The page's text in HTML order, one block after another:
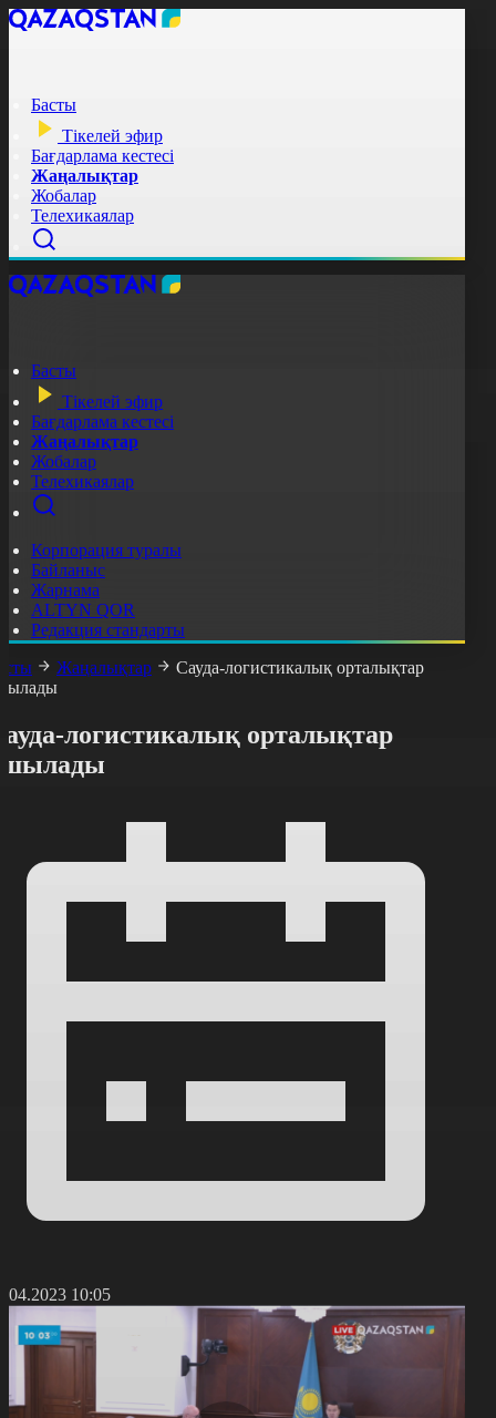
Басты
Тікелей эфир
Бағдарлама кестесі
Жаңалықтар
Жобалар
Телехикаялар
Басты
Тікелей эфир
Бағдарлама кестесі
Жаңалықтар
Жобалар
Телехикаялар
Корпорация туралы
Байланыс
Жарнама
ALTYN QOR
Редакция стандарты
Жаңалықтар
Сауда-логистикалық орталықтар
логистикалық орталықтар
10:05